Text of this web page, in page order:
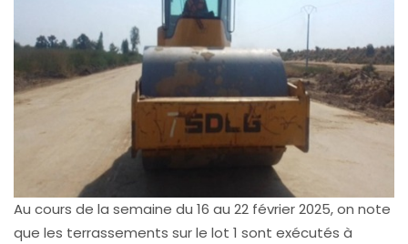
Au cours de la semaine du 16 au 22 février 2025, on note
que les terrassements sur le lot 1 sont exécutés à